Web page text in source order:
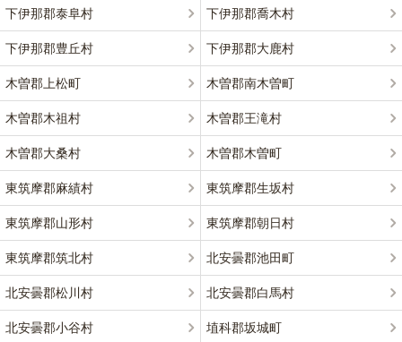
下伊那郡泰阜村 下伊那郡喬木村
下伊那郡豊丘村 下伊那郡大鹿村
木曽郡上松町 木曽郡南木曽町
木曽郡木祖村 木曽郡王滝村
木曽郡大桑村 木曽郡木曽町
東筑摩郡麻績村 東筑摩郡生坂村
東筑摩郡山形村 東筑摩郡朝日村
東筑摩郡筑北村 北安曇郡池田町
北安曇郡松川村 北安曇郡白馬村
北安曇郡小谷村 埴科郡坂城町